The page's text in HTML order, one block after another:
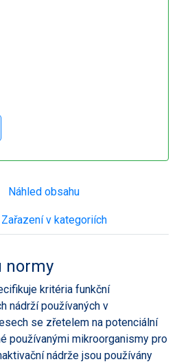
Náhled obsahu
Zařazení v kategoriích
normy
kritéria funkční
nádrží používaných v
se zřetelem na potenciální
používanými mikroorganismy pro
nádrže jsou používány